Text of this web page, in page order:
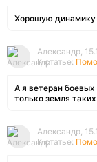
Хорошую динамику
Александр,
К статье:
А я ветеран
только земля
Александр,
К статье: